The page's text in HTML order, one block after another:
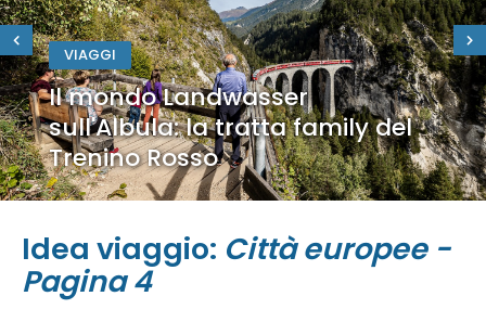
VIAGGI
Il mondo Landwasser
sull'Albula: la tratta family del
Trenino Rosso
Idea viaggio: Città europee -
Pagina 4